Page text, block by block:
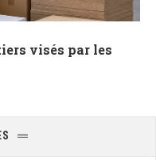
visés par les